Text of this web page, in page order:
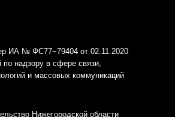
ИА № ФС77−79404 от 02.11.2020
надзору в сфере связи,
и массовых коммуникаций
Нижегородской области